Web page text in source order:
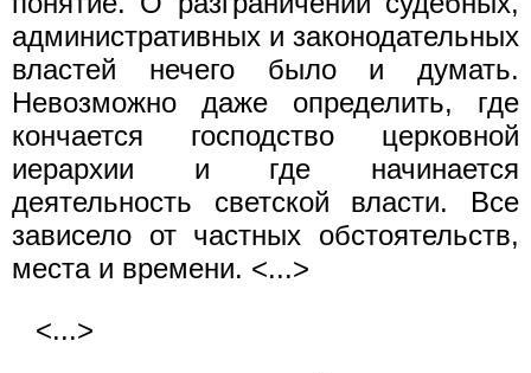
административных и законодательных
властей нечего было и думать.
Невозможно даже определить, где
кончается господство церковной
иерархии и где начинается
деятельность светской власти. Все
зависело от частных обстоятельств,
места и времени. <...>
<...>